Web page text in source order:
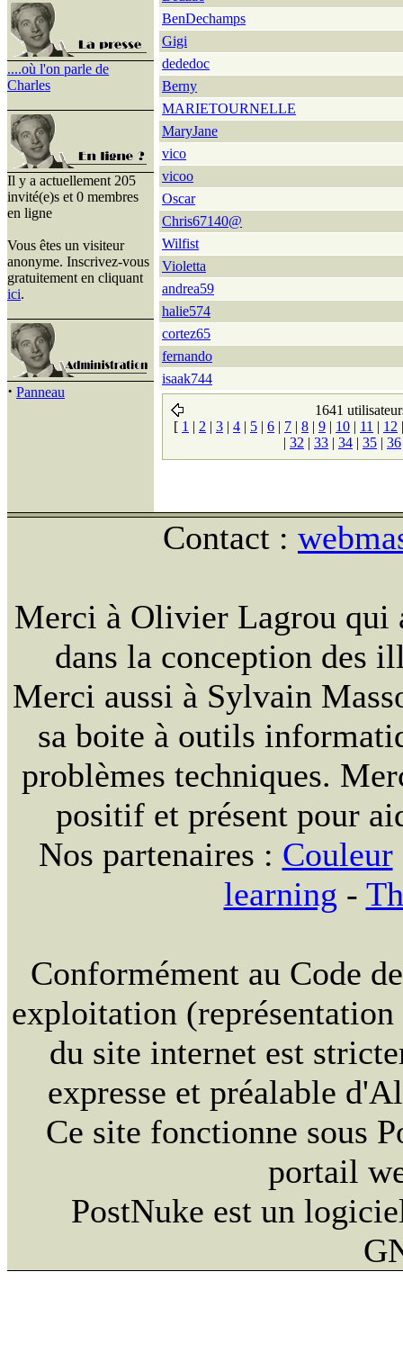
....où l'on parle de
Charles
Il y a actuellement 205
invité(e)s et 0 membres
en ligne
Vous êtes un visiteur
anonyme. Inscrivez-vous
gratuitement en cliquant
ici.
· Panneau
BenDechamps
Gigi
dededoc
Berny
MARIETOURNELLE
MaryJane
vico
vicoo
Oscar
Chris67140@
Wilfist
Violetta
andrea59
halie574
cortez65
fernando
isaak744
1641
[ 1 | 2 | 3 | 4 | 5 | 6 | 7 | 8 | 9 | 10 | 11 | 12
| 32 | 33 | 34 | 35 | 36
Contact :
Merci à Olivier Lagrou qui
dans la conception des
Merci aussi à Sylvain
sa boite à outils
problèmes techniques.
positif et présent pour
Nos partenaires : Couleur
learning -
Conformément au Code
exploitation
du site internet est
expresse et préalable
Ce site fonctionne sous
portail
PostNuke est un